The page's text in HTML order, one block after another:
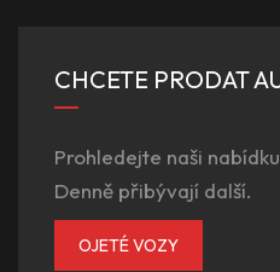
CHCETE PRODAT
Prohledejte naši
Denně přibývají další.
OJETÉ VOZY